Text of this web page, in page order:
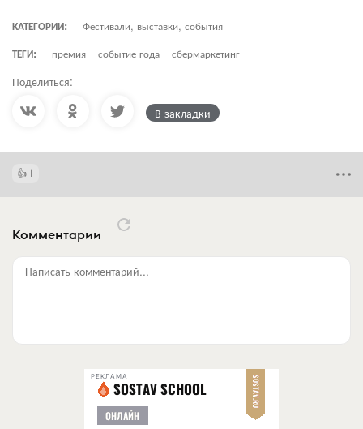
КАТЕГОРИИ:
Фестивали, выставки, события
ТЕГИ:
премия событие года сбермаркетинг
Поделиться:
В закладки
1
Комментарии
Написать комментарий...
РЕКЛАМА